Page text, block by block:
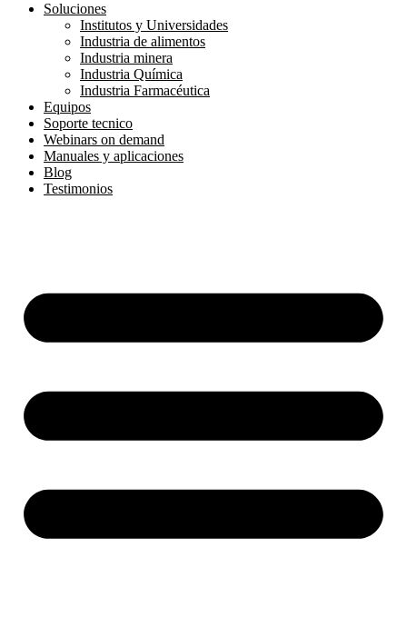
Soluciones
Institutos y Universidades
Industria de alimentos
Industria minera
Industria Química
Industria Farmacéutica
Equipos
Soporte tecnico
Webinars on demand
Manuales y aplicaciones
Blog
Testimonios